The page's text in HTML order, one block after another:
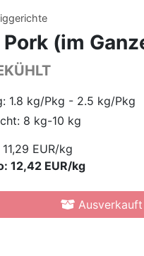
(im
1.8 kg/Pkg - 2.5 kg/Pkg
8 kg-10 kg
11,29 EUR/kg
12,42 EUR/kg
Ausverkauft